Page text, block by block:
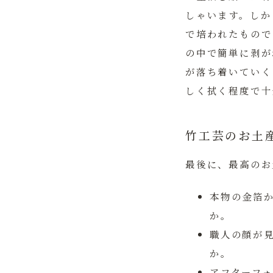
しゃいます。し
で培われたもの
の中で簡単に剥
が落ち着いてい
しく拭く程度で
竹工芸のお土
最後に、最高の
本物の金箔
か。
職人の顔が
か。